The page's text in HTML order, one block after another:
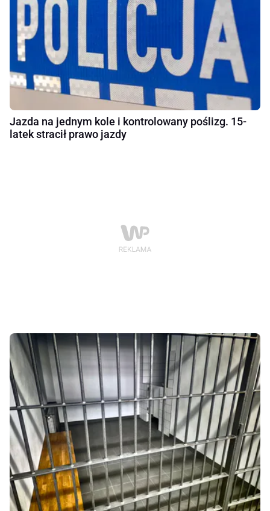
Jazda na jednym kole i kontrolowany poślizg. 15-
latek stracił prawo jazdy